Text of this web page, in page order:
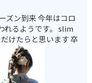
ズン到来 今年はコロ
れるようです。 slim
けたらと思います 卒